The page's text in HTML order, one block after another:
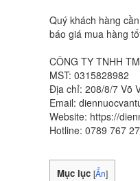
Quý khách hàng
báo giá mua hàng
CÔNG TY TNHH
MST: 0315828982
Địa chỉ: 208/8/7 Võ
Email:
Website: https://
Hotline: 0789 767
Mục lục [Ẩn]